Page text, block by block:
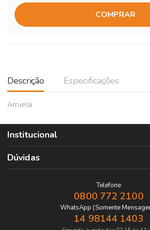
COMPRAR
Descrição Especificações
Arruela
Institucional
Dúvidas
Telefone
0800 772 2100
WhatsApp (Somente
14 98144 1403